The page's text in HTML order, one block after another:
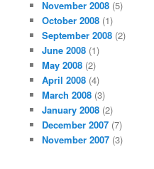
November 2008 (5)
October 2008 (1)
September 2008 (2)
June 2008 (1)
May 2008 (2)
April 2008 (4)
March 2008 (3)
January 2008 (2)
December 2007 (7)
November 2007 (3)